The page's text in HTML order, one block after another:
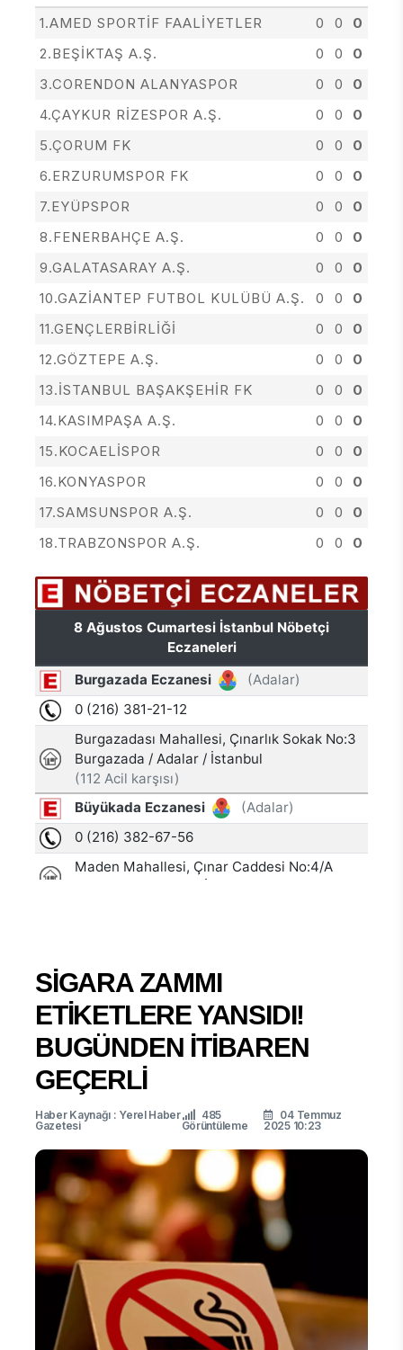
1.AMED SPORTİF FAALİYETLER
0 0
0
2.BEŞİKTAŞ A.Ş.
0 0
0
3.CORENDON ALANYASPOR
0 0
0
4.ÇAYKUR RİZESPOR A.Ş.
0 0
0
5.ÇORUM FK
0 0
0
6.ERZURUMSPOR FK
0 0
0
7.EYÜPSPOR
0 0
0
8.FENERBAHÇE A.Ş.
0 0
0
9.GALATASARAY A.Ş.
0 0
0
10.GAZİANTEP FUTBOL KULÜBÜ A.Ş.
0 0
0
11.GENÇLERBİRLİĞİ
0 0
0
12.GÖZTEPE A.Ş.
0 0
0
13.İSTANBUL BAŞAKŞEHİR FK
0 0
0
14.KASIMPAŞA A.Ş.
0 0
0
15.KOCAELİSPOR
0 0
0
16.KONYASPOR
0 0
0
17.SAMSUNSPOR A.Ş.
0 0
0
18.TRABZONSPOR A.Ş.
0 0 0
SİGARA ZAMMI
ETİKETLERE YANSIDI!
BUGÜNDEN İTİBAREN
GEÇERLİ
Haber Kaynağı : Yerel Haber
Gazetesi
485
Görüntüleme
04 Temmuz
2025 10:23